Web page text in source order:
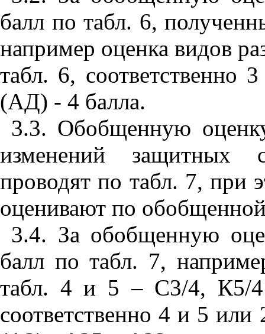
балл по табл. 6,
например оценка видов
табл. 6, соответственно
(АД) - 4 балла.
3.3. Обобщенную
изменений защитных
проводят по табл. 7, при
оценивают по
3.4. За обобщенную
балл по табл. 7,
табл. 4 и 5 – С3/4, К5/
соответственно 4 и 5